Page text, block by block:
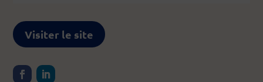
Visiter le site